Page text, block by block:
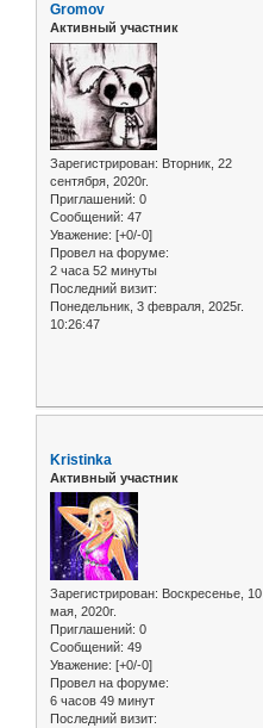
Gromov
Активный участник
Зарегистрирован: Вторник, 22
сентября, 2020г.
Приглашений: 0
Сообщений: 47
Уважение: [+0/-0]
Провел на форуме:
2 часа 52 минуты
Последний визит:
Понедельник, 3 февраля, 2025г.
10:26:47
Kristinka
Активный участник
Зарегистрирован: Воскресенье, 10
мая, 2020г.
Приглашений: 0
Сообщений: 49
Уважение: [+0/-0]
Провел на форуме:
6 часов 49 минут
Последний визит: